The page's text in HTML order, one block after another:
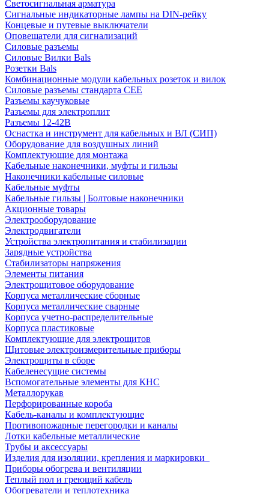
Светосигнальная арматура
Сигнальные индикаторные лампы на DIN-рейку
Концевые и путевые выключатели
Оповещатели для сигнализаций
Силовые разъемы
Силовые Вилки Bals
Розетки Bals
Комбинационные модули кабельных розеток и вилок
Силовые разъемы стандарта CEE
Разъемы каучуковые
Разъемы для электроплит
Разъемы 12-42В
Оснастка и инструмент для кабельных и ВЛ (СИП)
Оборудование для воздушных линий
Комплектующие для монтажа
Кабельные наконечники, муфты и гильзы
Наконечники кабельные силовые
Кабельные муфты
Кабельные гильзы | Болтовые наконечники
Акционные товары
Электрооборудование
Электродвигатели
Устройства электропитания и стабилизации
Зарядные устройства
Стабилизаторы напряжения
Элементы питания
Электрощитовое оборудование
Корпуса металлические сборные
Корпуса металлические сварные
Корпуса учетно-распределительные
Корпуса пластиковые
Комплектующие для электрощитов
Щитовые электроизмерительные приборы
Электрощиты в сборе
Кабеленесущие системы
Вспомогательные элементы для КНС
Металлорукав
Перфорированные короба
Кабель-каналы и комплектующие
Противопожарные перегородки и каналы
Лотки кабельные металлические
Трубы и аксессуары
Изделия для изоляции, крепления и маркировки
Приборы обогрева и вентиляции
Теплый пол и греющий кабель
Обогреватели и теплотехника